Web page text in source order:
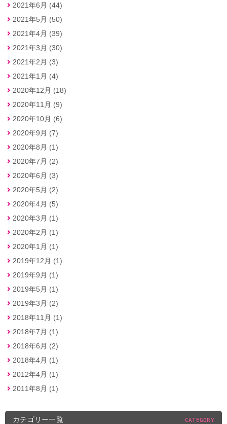
2021年6月 (44)
2021年5月 (50)
2021年4月 (39)
2021年3月 (30)
2021年2月 (3)
2021年1月 (4)
2020年12月 (18)
2020年11月 (9)
2020年10月 (6)
2020年9月 (7)
2020年8月 (1)
2020年7月 (2)
2020年6月 (3)
2020年5月 (2)
2020年4月 (5)
2020年3月 (1)
2020年2月 (1)
2020年1月 (1)
2019年12月 (1)
2019年9月 (1)
2019年5月 (1)
2019年3月 (2)
2018年11月 (1)
2018年7月 (1)
2018年6月 (2)
2018年4月 (1)
2012年4月 (1)
2011年8月 (1)
カテゴリー一覧 CATEGORY